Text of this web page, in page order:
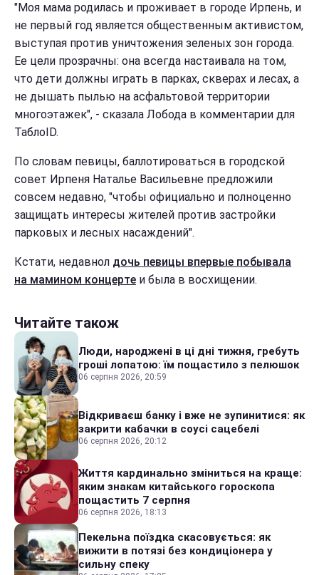
"Моя мама родилась и проживает в городе Ирпень, и
не первый год является общественным активистом,
выступая против уничтожения зеленых зон города.
Ее цели прозрачны: она всегда настаивала на том,
что дети должны играть в парках, скверах и лесах, а
не дышать пылью на асфальтовой территории
многоэтажек", - сказала Лобода в комментарии для
ТаблоID.
По словам певицы, баллотироваться в городской
совет Ирпеня Наталье Васильевне предложили
совсем недавно, "чтобы официально и полноценно
защищать интересы жителей против застройки
парковых и лесных насаждений".
Кстати, недавнол дочь певицы впервые побывала
на мамином концерте и была в восхищении.
Читайте також
Люди, народжені в ці дні тижня, гребуть
гроші лопатою: їм пощастило з пелюшок
06 серпня 2026, 20:59
Відкриваєш банку і вже не зупинитися: як
закрити кабачки в соусі сацебелі
06 серпня 2026, 20:12
Життя кардинально зміниться на краще:
яким знакам китайського гороскопа
пощастить 7 серпня
06 серпня 2026, 18:13
Пекельна поїздка скасовується: як
вижити в потязі без кондиціонера у
сильну спеку